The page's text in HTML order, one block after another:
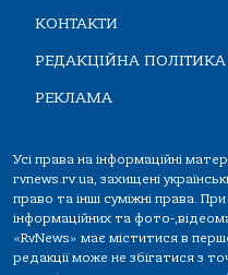
КОНТАКТИ
РЕДАКЦІЙНА ПОЛІТИКА
РЕКЛАМА
Усі права на інформаційні
rvnews.rv.ua, захищені
право та інші суміжні права.
інформаційних та фото-
«RvNews» має міститися в
редакції може не збігатися з